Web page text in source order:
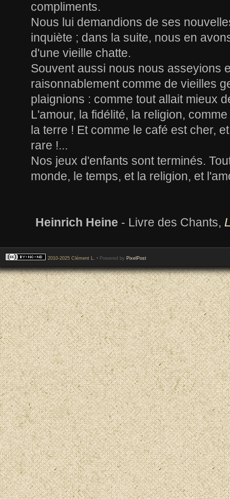
compliments.
Nous lui demandions de ses
inquiète ; dans la suite, nous en
d'une vieille chatte.
Souvent aussi nous nous asseyions
raisonnablement comme de vieilles
plaignions : comme tout allait mieux
L'amour, la fidélité, la religion,
la terre ! Et comme le café est cher,
rare !...
Nos jeux d'enfants sont terminés.
monde, le temps, et la religion, et
Heinrich Heine - Livre des Chants,
2010-2025 Clément L. • Powered by PixelPost